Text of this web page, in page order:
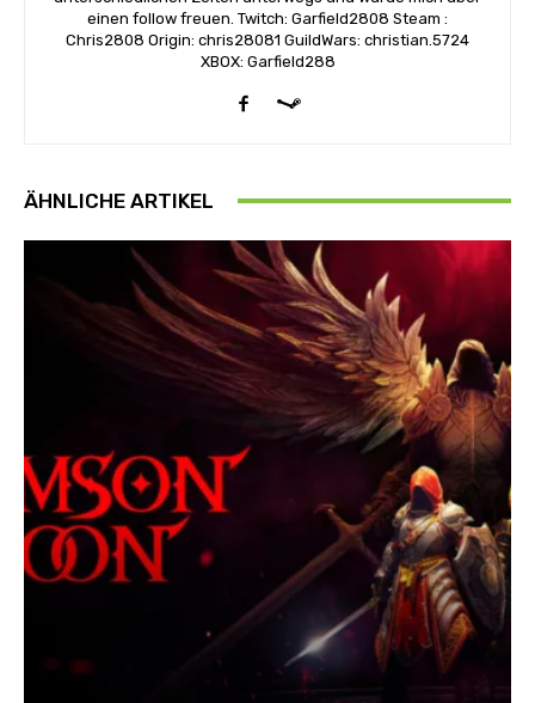
einen follow freuen. Twitch: Garfield2808 Steam :
Chris2808 Origin: chris28081 GuildWars: christian.5724
XBOX: Garfield288
ÄHNLICHE ARTIKEL